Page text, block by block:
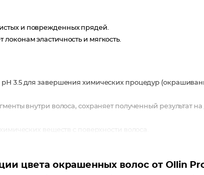
и поврежденных прядей.
эластичность и мягкость.
3.5 для завершения химических процедур
внутри волоса, сохраняет полученный результат
веществ с поверхности волоса.
полному закрытию кутикулярного слоя.
цвета окрашенных волос от Ollin